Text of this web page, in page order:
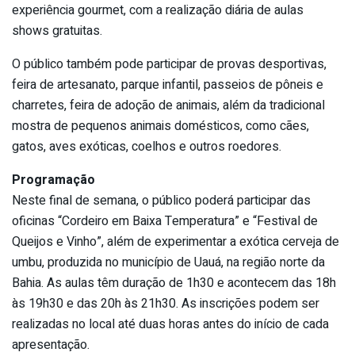
experiência gourmet, com a realização diária de aulas
shows gratuitas.
O público também pode participar de provas desportivas,
feira de artesanato, parque infantil, passeios de pôneis e
charretes, feira de adoção de animais, além da tradicional
mostra de pequenos animais domésticos, como cães,
gatos, aves exóticas, coelhos e outros roedores.
Programação
Neste final de semana, o público poderá participar das
oficinas “Cordeiro em Baixa Temperatura” e “Festival de
Queijos e Vinho”, além de experimentar a exótica cerveja de
umbu, produzida no município de Uauá, na região norte da
Bahia. As aulas têm duração de 1h30 e acontecem das 18h
às 19h30 e das 20h às 21h30. As inscrições podem ser
realizadas no local até duas horas antes do início de cada
apresentação.